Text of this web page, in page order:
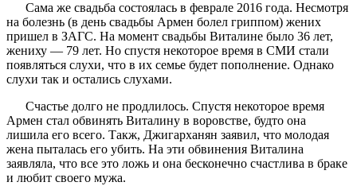
Сама же свадьба состоялась в феврале 2016 года. Несмотря
на болезнь (в день свадьбы Армен болел гриппом) жених
пришел в ЗАГС. На момент свадьбы Виталине было 36 лет,
жениху — 79 лет. Но спустя некоторое время в СМИ стали
появляться слухи, что в их семье будет пополнение. Однако
слухи так и остались слухами.
Счастье долго не продлилось. Спустя некоторое время
Армен стал обвинять Виталину в воровстве, будто она
лишила его всего. Такж, Джигарханян заявил, что молодая
жена пыталась его убить. На эти обвинения Виталина
заявляла, что все это ложь и она бесконечно счастлива в браке
и любит своего мужа.